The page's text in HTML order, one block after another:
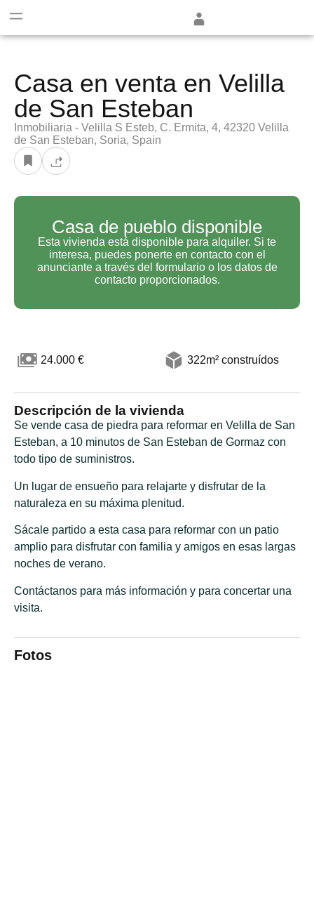
Casa en venta en Velilla
de San Esteban
Inmobiliaria - Velilla S Esteb, C. Ermita, 4, 42320 Velilla
de San Esteban, Soria, Spain
Casa de pueblo disponible
Esta vivienda está disponible para alquiler. Si te
interesa, puedes ponerte en contacto con el
anunciante a través del formulario o los datos de
contacto proporcionados.
24.000 € 322m² construídos
Descripción de la vivienda
Se vende casa de piedra para reformar en Velilla de San
Esteban, a 10 minutos de San Esteban de Gormaz con
todo tipo de suministros.
Un lugar de ensueño para relajarte y disfrutar de la
naturaleza en su máxima plenitud.
Sácale partido a esta casa para reformar con un patio
amplio para disfrutar con familia y amigos en esas largas
noches de verano.
Contáctanos para más información y para concertar una
visita.
Fotos